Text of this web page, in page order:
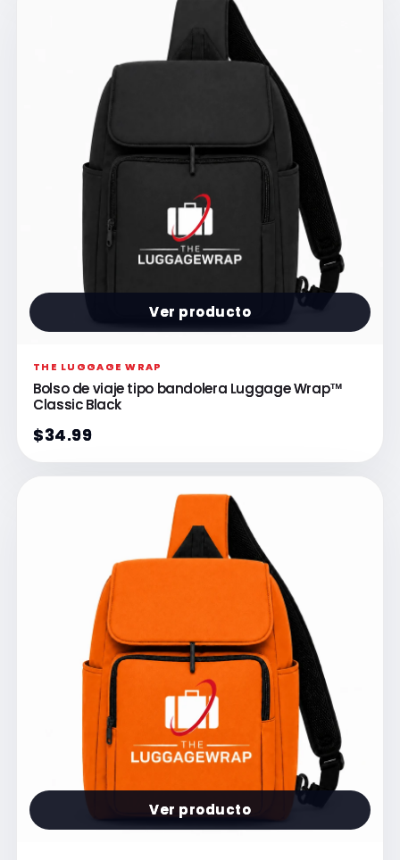
Ver producto
THE LUGGAGE WRAP
Bolso de viaje tipo bandolera Luggage Wrap™
Classic Black
$34.99
Ver producto